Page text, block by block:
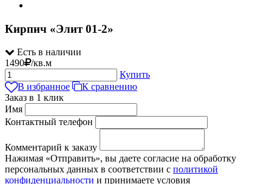
Кирпич «Элит 01-2»
Есть в наличии
1490
/кв.м
Купить
В избранное
К сравнению
Заказ в 1 клик
Имя
Контактный телефон
Комментарий к заказу
Нажимая «Отправить», вы даете согласие на обработку
персональных данных в соответствии с политикой
конфиденциальности и принимаете условия